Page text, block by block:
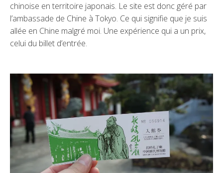
chinoise en territoire japonais. Le site est donc géré par
l’ambassade de Chine à Tokyo. Ce qui signifie que je suis
allée en Chine malgré moi. Une expérience qui a un prix,
celui du billet d’entrée.